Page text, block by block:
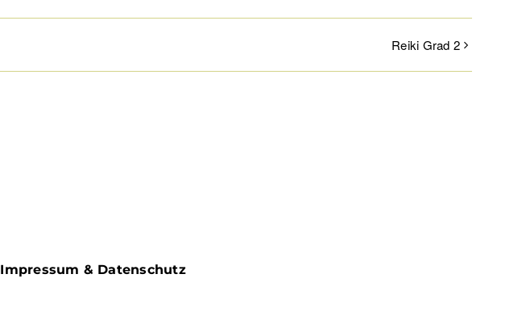
Reiki Grad 2
Impressum & Datenschutz